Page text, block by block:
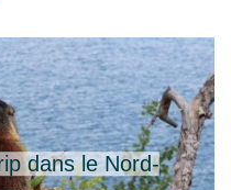
dans le Nord-